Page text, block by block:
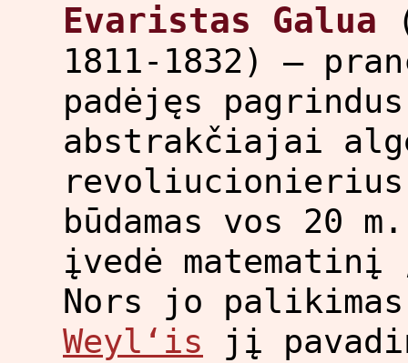
Evaristas Galua
1811-1832) –
padėjęs
abstrakčiajai
būdamas vos 20
įvedė matematinį
Nors jo
Weyl‘is jį